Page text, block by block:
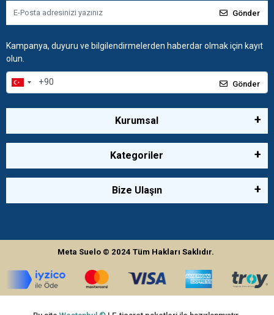
Gönder
Kampanya, duyuru ve bilgilendirmelerden haberdar olmak için kayıt
olun.
Gönder
Kurumsal
Kategoriler
Bize Ulaşın
Meta Suelo © 2024Tüm Hakları Saklıdır.